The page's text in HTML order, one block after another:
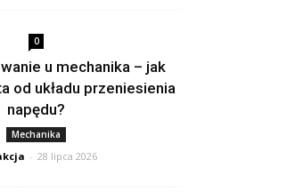
0
u mechanika – jak
od układu przeniesienia
napędu?
Mechanika
- 28 lipca 2026